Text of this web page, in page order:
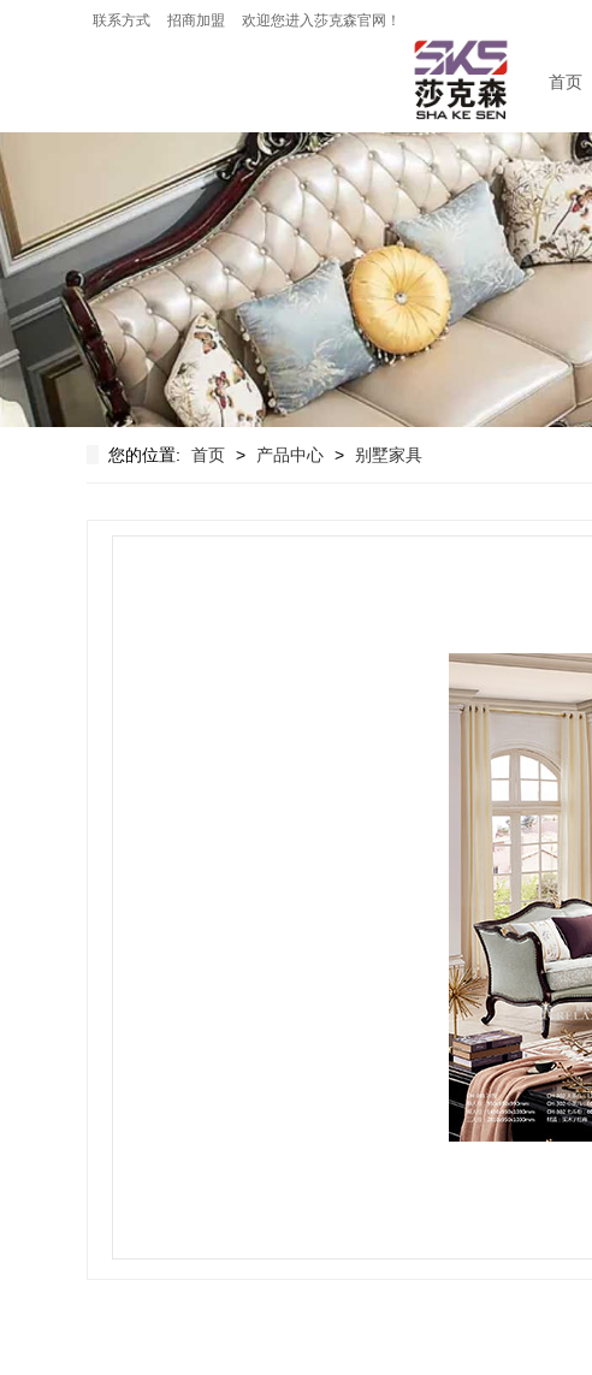
联系方式 招商加盟 欢迎您进入莎克森官网！
首页
您的位置: 首页 > 产品中心 > 别墅家具